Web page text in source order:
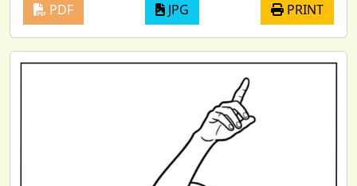
PDF JPG PRINT